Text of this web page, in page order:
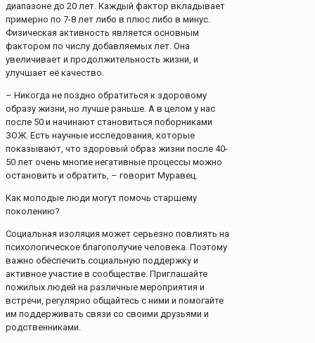
диапазоне до 20 лет. Каждый фактор вкладывает
примерно по 7-8 лет либо в плюс либо в минус.
Физическая активность является основным
фактором по числу добавляемых лет. Она
увеличивает и продолжительность жизни, и
улучшает её качество.
– Никогда не поздно обратиться к здоровому
образу жизни, но лучше раньше. А в целом у нас
после 50 и начинают становиться поборниками
ЗОЖ. Есть научные исследования, которые
показывают, что здоровый образ жизни после 40-
50 лет очень многие негативные процессы можно
остановить и обратить, – говорит Муравец.
Как молодые люди могут помочь старшему
поколению?
Социальная изоляция может серьезно повлиять на
психологическое благополучие человека. Поэтому
важно обеспечить социальную поддержку и
активное участие в сообществе. Приглашайте
пожилых людей на различные мероприятия и
встречи, регулярно общайтесь с ними и помогайте
им поддерживать связи со своими друзьями и
родственниками.